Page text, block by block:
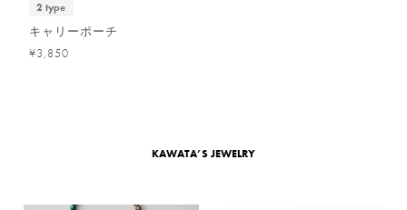
2 type
キャリーポーチ
¥3,850
KAWATA’S JEWELRY